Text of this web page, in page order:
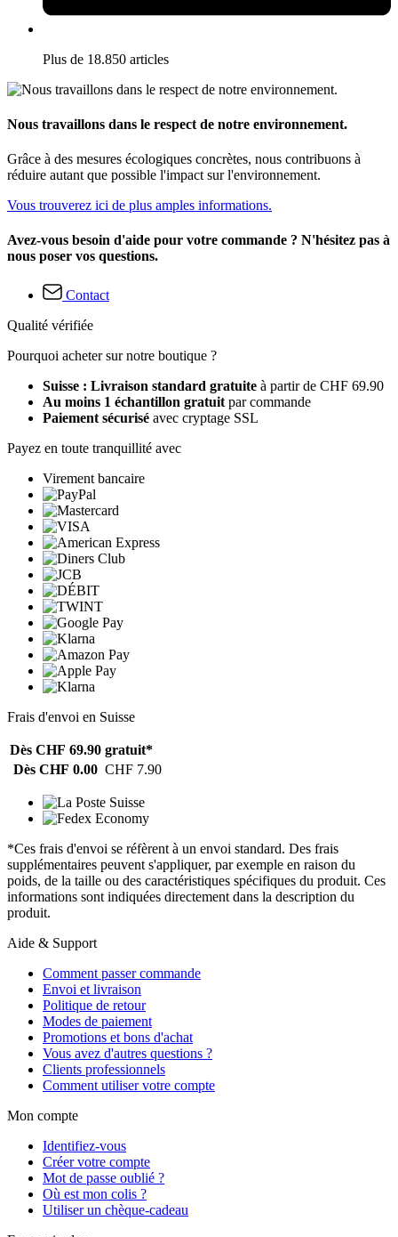
Plus de 18.850 articles
Nous travaillons dans le respect de notre environnement.
Grâce à des mesures écologiques concrètes, nous contribuons à
réduire autant que possible l'impact sur l'environnement.
Vous trouverez ici de plus amples informations.
Avez-vous besoin d'aide pour votre commande ? N'hésitez pas à
nous poser vos questions.
Contact
Qualité vérifiée
Pourquoi acheter sur notre boutique ?
Suisse : Livraison standard gratuite à partir de CHF 69.90
Au moins 1 échantillon gratuit par commande
Paiement sécurisé avec cryptage SSL
Payez en toute tranquillité avec
Virement bancaire
Frais d'envoi en Suisse
Dès CHF 69.90 gratuit*
Dès CHF 0.00 CHF 7.90
*Ces frais d'envoi se réfèrent à un envoi standard. Des frais
supplémentaires peuvent s'appliquer, par exemple en raison du
poids, de la taille ou des caractéristiques spécifiques du produit. Ces
informations sont indiquées directement dans la description du
produit.
Aide & Support
Comment passer commande
Envoi et livraison
Politique de retour
Modes de paiement
Promotions et bons d'achat
Vous avez d'autres questions ?
Clients professionnels
Comment utiliser votre compte
Mon compte
Identifiez-vous
Créer votre compte
Mot de passe oublié ?
Où est mon colis ?
Utiliser un chèque-cadeau